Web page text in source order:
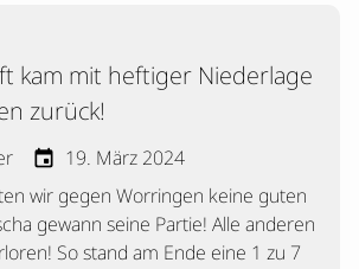
kam mit heftiger Niederlage
zurück!
event 19. März 2024
wir gegen Worringen keine guten
gewann seine Partie! Alle anderen
So stand am Ende eine 1 zu 7